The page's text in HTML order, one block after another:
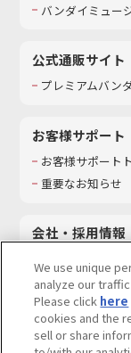
バンダイミュー
公式通販サイト
プレミアムバン
お客様サポート
お客様サポート
重要なお知らせ
会社・採用情報
採用情報
サステナビリテ
お問い合わせ
We use unique
analyze our
Please click here
cookies and the
sell or share